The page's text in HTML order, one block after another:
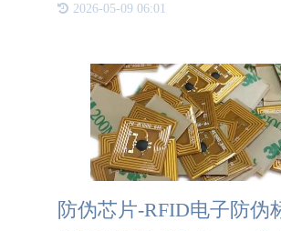
殖、屠宰、加工等各个环节，使用
2026-05-09 06:01
防伪芯片-RFID电子防伪